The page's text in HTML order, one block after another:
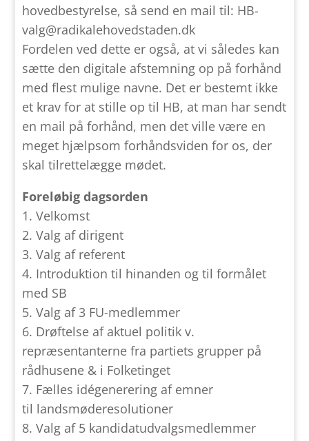
hovedbestyrelse, så send en mail til: HB-
valg@radikalehovedstaden.dk
Fordelen ved dette er også, at vi således kan
sætte den digitale afstemning op på forhånd
med flest mulige navne. Det er bestemt ikke
et krav for at stille op til HB, at man har sendt
en mail på forhånd, men det ville være en
meget hjælpsom forhåndsviden for os, der
skal tilrettelægge mødet.
Foreløbig dagsorden
1. Velkomst
2. Valg af dirigent
3. Valg af referent
4. Introduktion til hinanden og til formålet
med SB
5. Valg af 3 FU-medlemmer
6. Drøftelse af aktuel politik v.
repræsentanterne fra partiets grupper på
rådhusene & i Folketinget
7. Fælles idégenerering af emner
til landsmøderesolutioner
8. Valg af 5 kandidatudvalgsmedlemmer